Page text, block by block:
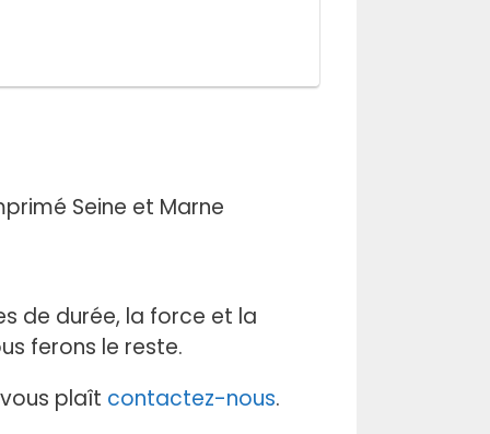
de durée, la force et la
ferons le reste.
vous plaît contactez-nous.